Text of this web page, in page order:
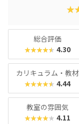
総合評価
★★★★★ 4.30
カリキュラム・教材
★★★★★ 4.44
教室の雰囲気
★★★★★ 4.11